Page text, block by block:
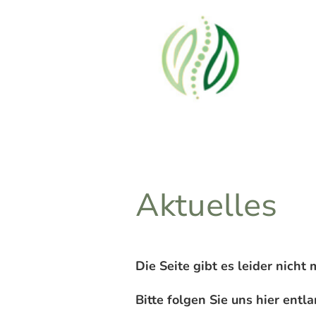
Aktuelles
Die Seite gibt es leider nicht
Bitte folgen Sie uns hier